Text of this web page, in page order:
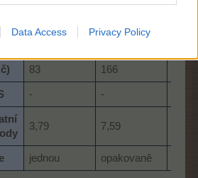
Data Access Privacy Policy
83 166
- -
3,79 7,59
jednou opakovaně